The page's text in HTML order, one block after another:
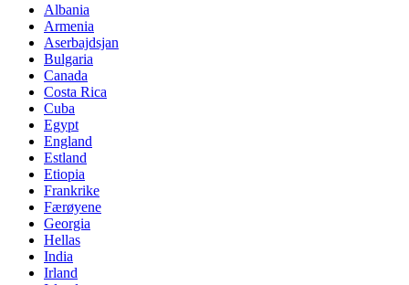
Albania
Armenia
Aserbajdsjan
Bulgaria
Canada
Costa Rica
Cuba
Egypt
England
Estland
Etiopia
Frankrike
Færøyene
Georgia
Hellas
India
Irland